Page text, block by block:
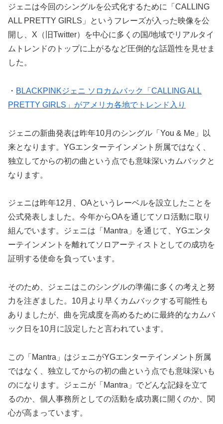
ジェニは今回のシングルを公式化するために「CALLING
ALL PRETTY GIRLS」というフレーズが入った映像を公
開し、X（旧Twitter）を中心に多くの国/地域でリアルタイ
ムトレンドのトップに上がるなど圧倒的な話題性を見せま
した。
・ BLACKPINKジェニ ソロカムバック「CALLING ALL
PRETTY GIRLS」がアメリカ各地でトレンド入り
ジェニの新曲発表は昨年10月のシングル「You & Me」以
来となります。YGエンターテインメント所属ではなく、
独立してからの初の曲という点でも意味深いカムバックと
なります。
ジェニは昨年12月、OAというレーベルを設立したことを
公式発表しました。今年からOAを通じてソロ活動に取り
組んでいます。ジェニは「Mantra」を通じて、YGエンタ
ーテインメントを離れてソロアーティストとしての成功を
証明する使命を負っています。
そのため、ジェニはこのシングルの準備に多くの考えと努
力を注ぎました。10月より早くカムバックする可能性も
ありましたが、曲を完成度を高めるために最終的なカムバ
ック日を10月に設定したと言われています。
この「Mantra」はジェニがYGエンターテインメント所属
ではなく、独立してからの初の曲という点でも意味深いも
のになります。ジェニが「Mantra」でどんな記録を立て
るのか、個人事務所としての活動を成功裏に開くのか、関
心が高まっています。